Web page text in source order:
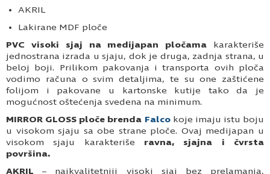
AKRIL
Lakirane MDF ploče
PVC visoki sjaj na medijapan pločama karakteriše
jednostrana izrada u sjaju, dok je druga, zadnja strana, u
beloj boji. Prilikom pakovanja i transporta ovih ploča
vodimo računa o svim detaljima, te su one zaštićene
folijom i pakovane u kartonske kutije tako da je
mogućnost oštećenja svedena na minimum.
MIRROR GLOSS ploče brenda Falcokoje imaju istu boju
u visokom sjaju sa obe strane ploče. Ovaj medijapan u
visokom sjaju karakteriše ravna, sjajna i čvrsta
površina.
AKRIL– najkvalitetniji visoki sjaj bez prelamanja,